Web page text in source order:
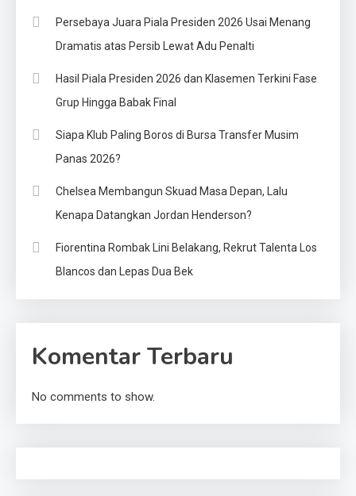
Persebaya Juara Piala Presiden 2026 Usai Menang
Dramatis atas Persib Lewat Adu Penalti
Hasil Piala Presiden 2026 dan Klasemen Terkini Fase
Grup Hingga Babak Final
Siapa Klub Paling Boros di Bursa Transfer Musim
Panas 2026?
Chelsea Membangun Skuad Masa Depan, Lalu
Kenapa Datangkan Jordan Henderson?
Fiorentina Rombak Lini Belakang, Rekrut Talenta Los
Blancos dan Lepas Dua Bek
Komentar Terbaru
No comments to show.